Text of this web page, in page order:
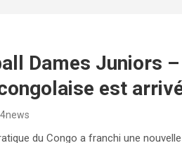
Dames Juniors
est
du Congo a franchi une